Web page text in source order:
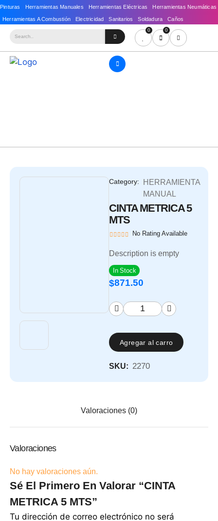
0 0
Category:
HERRAMIENTA
MANUAL
CINTA METRICA 5
MTS
No Rating Available
Description is empty
In Stock
$871.50
Agregar al carro
SKU: 2270
Valoraciones (0)
Valoraciones
No hay valoraciones aún.
Sé El Primero En Valorar “CINTA
METRICA 5 MTS”
Tu dirección de correo electrónico no será